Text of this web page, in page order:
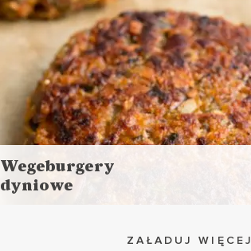
Wegeburgery
dyniowe
ZAŁADUJ WIĘCEJ